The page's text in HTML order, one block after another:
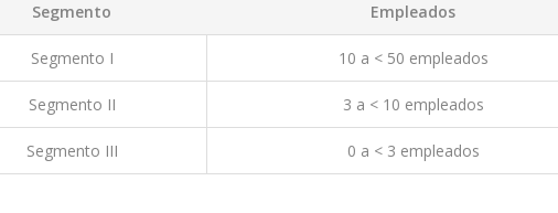
Segmento Empleados
Segmento I 10 a < 50 empleados
Segmento II 3 a < 10 empleados
Segmento III 0 a < 3 empleados